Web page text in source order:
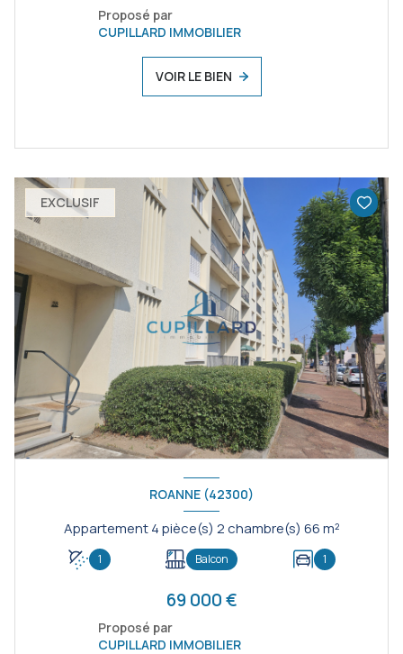
Proposé par
CUPILLARD IMMOBILIER
VOIR LE BIEN
EXCLUSIF
ROANNE (42300)
Appartement 4 pièce(s) 2 chambre(s) 66 m²
1 Balcon 1
69 000 €
Proposé par
CUPILLARD IMMOBILIER